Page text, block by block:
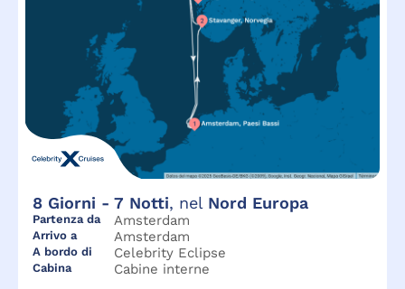
8 Giorni - 7 Notti, nel Nord Europa
Partenza da Amsterdam
Arrivo a Amsterdam
A bordo di Celebrity Eclipse
Cabina Cabine interne